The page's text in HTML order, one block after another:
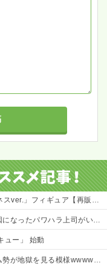
フィギュア【再販予約開始】
鍛えたから出世したんだろ奢れ」とか何様のつもりだ？
ュー」 始動
地獄を見る模様wwwwww 他